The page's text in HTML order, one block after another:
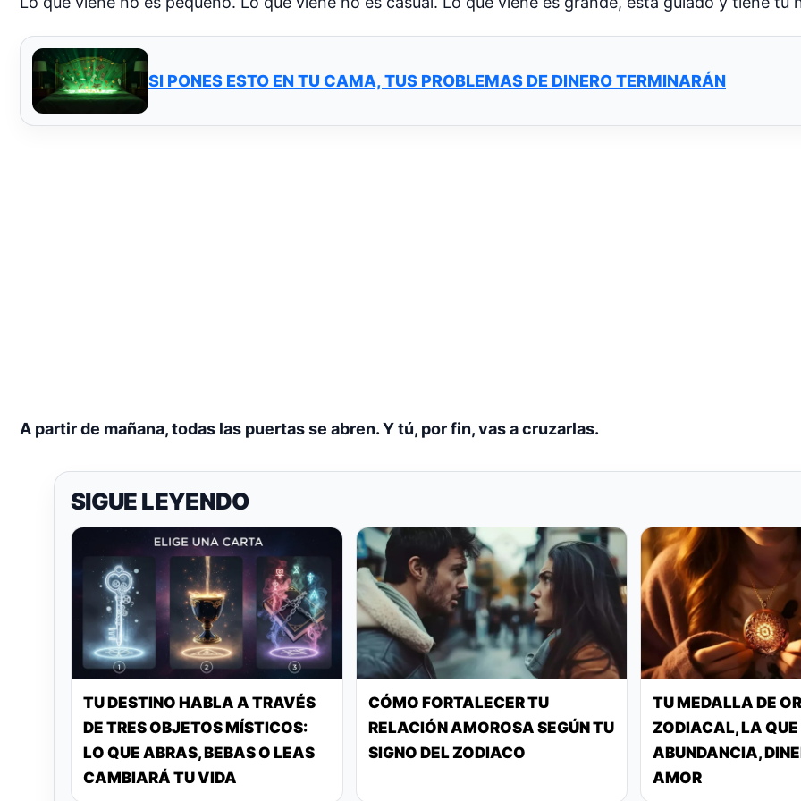
SI PONES ESTO EN TU CAMA, TUS PROBLEMAS DE DINERO TERMINARÁN
A partir de mañana, todas las puertas se abren. Y tú, por fin, vas a cruzarlas.
SIGUE LEYENDO
TU DESTINO HABLA A TRAVÉS
DE TRES OBJETOS MÍSTICOS:
LO QUE ABRAS, BEBAS O LEAS
CAMBIARÁ TU VIDA
CÓMO FORTALECER TU
RELACIÓN AMOROSA SEGÚN TU
SIGNO DEL ZODIACO
TU MEDALLA DE
ZODIACAL, LA
ABUNDANCIA,
AMOR